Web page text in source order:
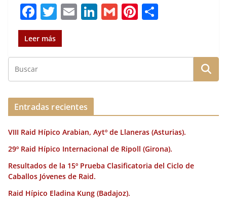
F
a
c
e
b
o
o
k
T
w
it
te
r
E
l
Li
e
dI
G
l
Pi
re
st
p
a
ir
Leer más
Entradas recientes
VIII Raid Hípico Arabian, Aytº de Llaneras (Asturias).
29º Raid Hípico Internacional de Ripoll (Girona).
Resultados de la 15º Prueba Clasificatoria del Ciclo de
Caballos Jóvenes de Raid.
Raid Hípico Eladina Kung (Badajoz).